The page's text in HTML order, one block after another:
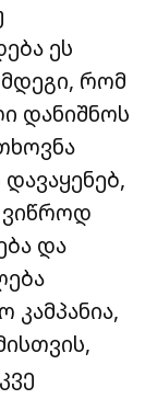
ეს
რომ
დანიშნოს
ვიწროდ
და
კამპანია,